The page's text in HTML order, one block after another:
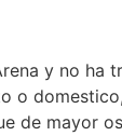
y no ha
o
de mayor